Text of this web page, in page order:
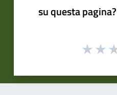
su questa pagina?